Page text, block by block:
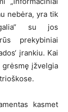
nebėra, yra tik
su jos
prekybiniai
įrankiu. Kai
įžvelgia
kasmet